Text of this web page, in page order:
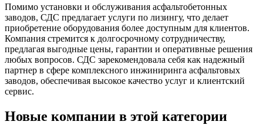
Помимо установки и обслуживания асфальтобетонных
заводов, СДС предлагает услуги по лизингу, что делает
приобретение оборудования более доступным для клиентов.
Компания стремится к долгосрочному сотрудничеству,
предлагая выгодные цены, гарантии и оперативные решения
любых вопросов. СДС зарекомендовала себя как надежный
партнер в сфере комплексного инжиниринга асфальтовых
заводов, обеспечивая высокое качество услуг и клиентский
сервис.
Новые компании в этой категории